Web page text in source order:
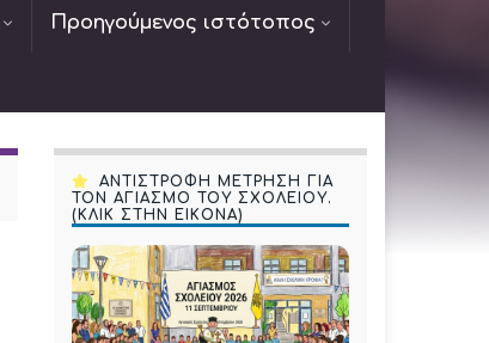
Προηγούμενος ιστότοπος
ΑΝΤΙΣΤΡΟΦΗ ΜΕΤΡΗΣΗ ΓΙΑ
ΤΟΝ ΑΓΙΑΣΜΟ ΤΟΥ ΣΧΟΛΕΙΟΥ.
(ΚΛΙΚ ΣΤΗΝ ΕΙΚΟΝΑ)